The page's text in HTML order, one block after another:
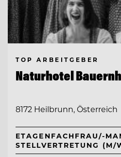
TOP ARBEITGEBER
Naturhotel
8172 Heilbrunn, Österreich
ETAGENFACHFRAU/-
STELLVERTRETUNG (M/